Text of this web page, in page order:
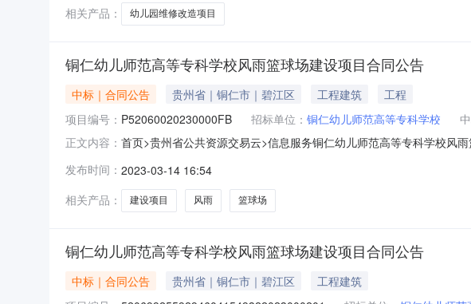
称标
相关产品：
幼儿园维修改造项目
铜仁幼儿师范高等专科学校风雨篮球场建设项目合同公告
中标｜合同公告 贵州省｜铜仁市｜碧江区 工程建筑
工程
项目编号： P52060020230000FB 招标单位： 铜仁幼儿师范高等专科学校
正文内容： 首页>贵州省公共资源交易云>信息服务铜仁幼儿师范高等专科学校风
铜仁幼儿师范高等专科学校风雨篮球场建设项目五、合同主体采购人
发布时间： 2023-03-14 16:54
相关产品：
建设项目 风雨 篮球场
铜仁幼儿师范高等专科学校风雨篮球场建设项目合同公告
中标｜合同公告 贵州省｜铜仁市｜碧江区
工程建筑